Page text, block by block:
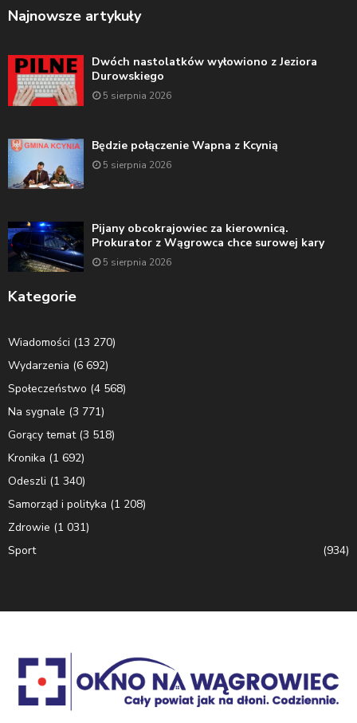
Najnowsze artykuły
Dwóch nastolatków wyłowiono z Jeziora
Durowskiego
5 sierpnia 2026
Będzie połączenie Wapna z Kcynią
5 sierpnia 2026
Pijany obcokrajowiec za kierownicą.
Prokurator z Wągrowca chce surowej kary
5 sierpnia 2026
Kategorie
Wiadomości (13 270)
Wydarzenia (6 692)
Społeczeństwo (4 568)
Na sygnale (3 771)
Gorący temat(3 518)
Kronika (1 692)
Odeszli (1 340)
Samorząd i polityka (1 208)
Zdrowie (1 031)
Sport
(934)